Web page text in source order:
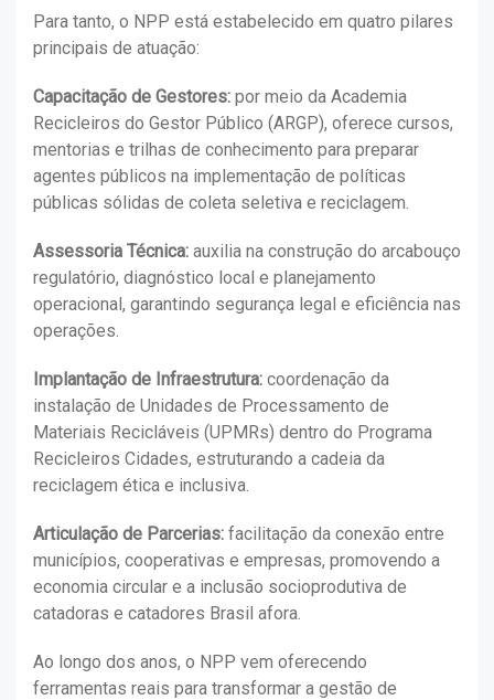
Para tanto, o NPP está estabelecido em quatro pilares
principais de atuação:
Capacitação de Gestores: por meio da Academia
Recicleiros do Gestor Público (ARGP), oferece cursos,
mentorias e trilhas de conhecimento para preparar
agentes públicos na implementação de políticas
públicas sólidas de coleta seletiva e reciclagem.
Assessoria Técnica: auxilia na construção do arcabouço
regulatório, diagnóstico local e planejamento
operacional, garantindo segurança legal e eficiência nas
operações.
Implantação de Infraestrutura: coordenação da
instalação de Unidades de Processamento de
Materiais Recicláveis (UPMRs) dentro do Programa
Recicleiros Cidades, estruturando a cadeia da
reciclagem ética e inclusiva.
Articulação de Parcerias: facilitação da conexão entre
municípios, cooperativas e empresas, promovendo a
economia circular e a inclusão socioprodutiva de
catadoras e catadores Brasil afora.
Ao longo dos anos, o NPP vem oferecendo
ferramentas reais para transformar a gestão de